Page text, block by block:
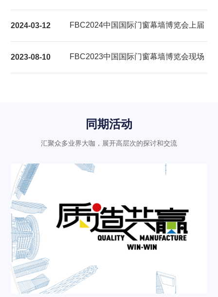
验
2024-03-12
FBC2024中国国际门窗幕墙博览会上届
2023-08-10
FBC2023中国国际门窗幕墙博览会现场
同期活动
汇聚众多业界大咖，展开高层次的探讨和交流